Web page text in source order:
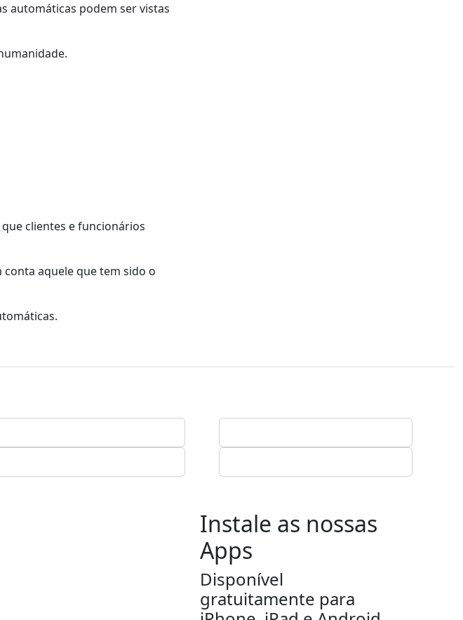
automáticas podem ser vistas
clientes e funcionários
aquele que tem sido o
Instale as nossas
Apps
Disponível
gratuitamente para